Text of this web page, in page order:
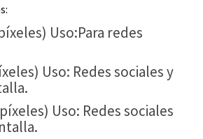
Uso:Para redes
Uso: Redes sociales y
Uso: Redes sociales